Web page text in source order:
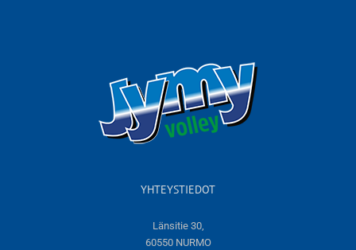
YHTEYSTIEDOT
Länsitie 30,
60550 NURMO